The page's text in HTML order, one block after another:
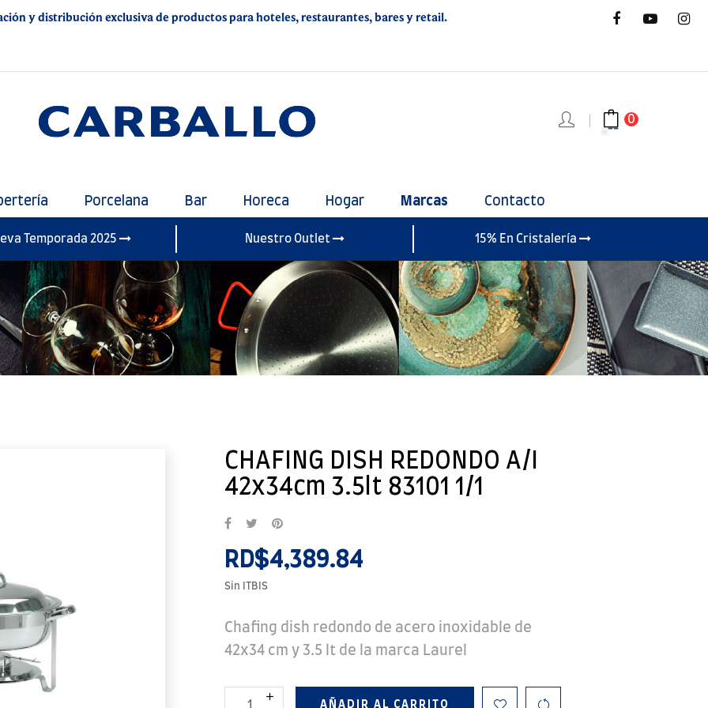
y distribución exclusiva de productos para hoteles, restaurantes, bares y retail.
0
Porcelana Bar Horeca Hogar Marcas Contacto
Temporada 2025 Nuestro Outlet 15% En Cristalería
CHAFING DISH REDONDO A/I
42x34cm 3.5lt 83101 1/1
RD$4,389.84
Sin ITBIS
Chafing dish redondo de acero inoxidable de
42x34 cm y 3.5 lt de la marca Laurel
AÑADIR AL CARRITO